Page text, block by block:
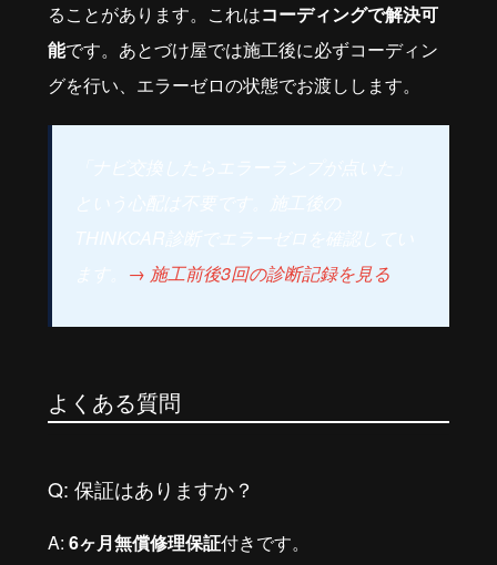
ることがあります。これはコーディングで解決可
能です。あとづけ屋では施工後に必ずコーディン
グを行い、エラーゼロの状態でお渡しします。
→ 施工前後3回の診断記録を見る
よくある質問
Q: 保証はありますか？
A: 6ヶ月無償修理保証付きです。